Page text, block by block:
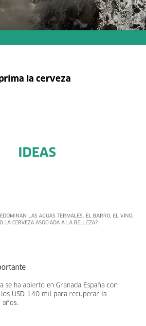
la cerveza
LAS AGUAS TERMALES, EL BARRO, EL VINO,
LA CERVEZA ASOCIADA A LA BELLEZA?
se ha abierto en Granada España con
los USD 140 mil para recuperar la
años.